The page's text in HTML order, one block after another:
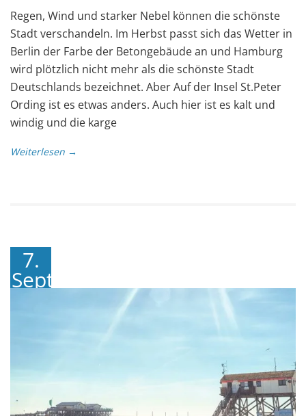
Regen, Wind und starker Nebel können die schönste
Stadt verschandeln. Im Herbst passt sich das Wetter in
Berlin der Farbe der Betongebäude an und Hamburg
wird plötzlich nicht mehr als die schönste Stadt
Deutschlands bezeichnet. Aber Auf der Insel St.Peter
Ording ist es etwas anders. Auch hier ist es kalt und
windig und die karge
Weiterlesen →
7.
September